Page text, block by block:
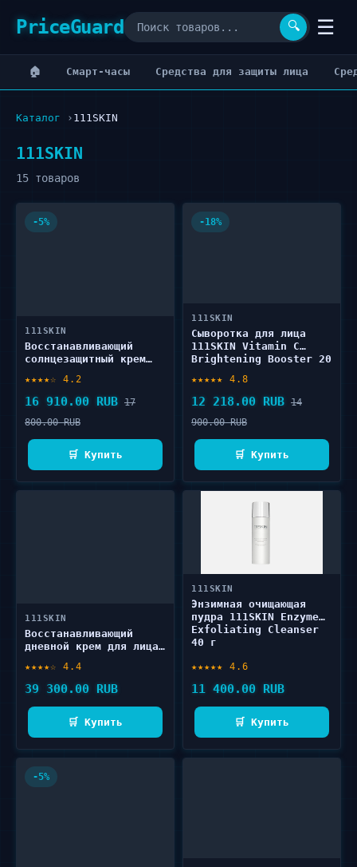
PriceGuard 🔍 ☰
🏠 Cмарт-часы Cредства для защиты лица
Каталог 111SKIN
111SKIN
15 товаров
-5%
111SKIN
Восстанавливающий
солнцезащитный крем
Repair Sunscreen 50 мл
★★★★☆ 4.2
16 910.00 RUB 17
800.00 RUB
🛒 Купить
-18%
111SKIN
Сыворотка для лица
111SKIN Vitamin C
Brightening Booster 20
★★★★★ 4.8
12 218.00 RUB 14
900.00 RUB
🛒 Купить
111SKIN
Восстанавливающий
дневной крем для лица
★★★★☆ 4.4
39 300.00 RUB
🛒 Купить
111SKIN
Энзимная очищающая
пудра 111SKIN Enzyme
Exfoliating Cleanser
40 г
★★★★★ 4.6
11 400.00 RUB
🛒 Купить
-5%